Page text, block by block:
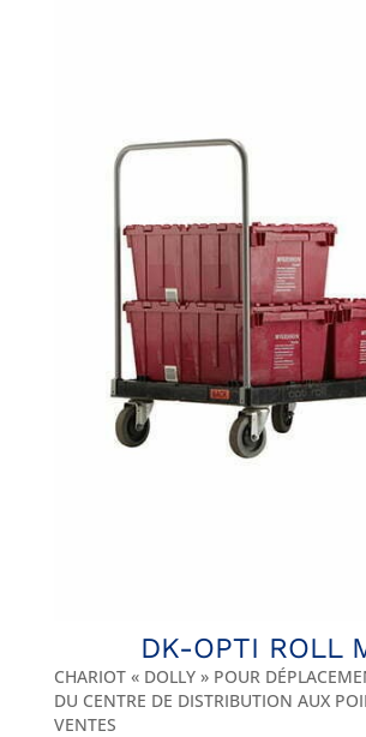
DK-OPTI ROLL
CHARIOT « DOLLY » POUR
DU CENTRE DE DISTRIBUTION AUX
VENTES